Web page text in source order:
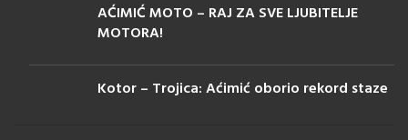
AĆIMIĆ MOTO – RAJ ZA SVE LJUBITELJE
MOTORA!
Kotor – Trojica: Aćimić oborio rekord staze